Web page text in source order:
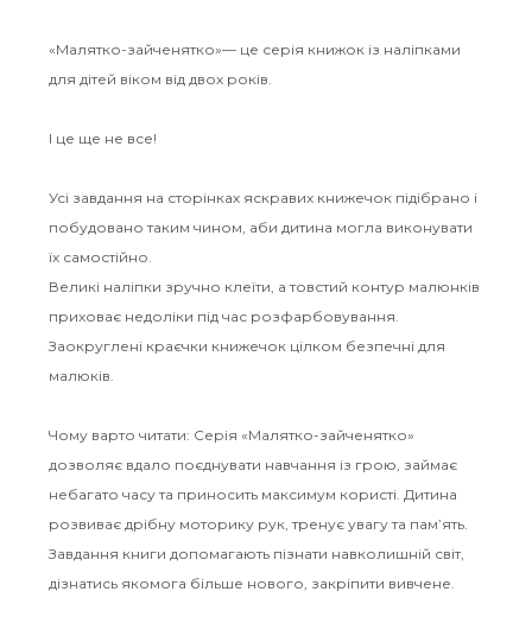
«Малятко-зайченятко»— це серія книжок із наліпками
для дітей віком від двох років.
І це ще не все!
Усі завдання на сторінках яскравих книжечок підібрано і
побудовано таким чином, аби дитина могла виконувати
їх самостійно.
Великі наліпки зручно клеїти, а товстий контур малюнків
приховає недоліки під час розфарбовування.
Заокруглені краєчки книжечок цілком безпечні для
малюків.
Чому варто читати: Серія «Малятко-зайченятко»
дозволяє вдало поєднувати навчання із грою, займає
небагато часу та приносить максимум користі. Дитина
розвиває дрібну моторику рук, тренує увагу та пам’ять.
Завдання книги допомагають пізнати навколишній світ,
дізнатись якомога більше нового, закріпити вивчене.